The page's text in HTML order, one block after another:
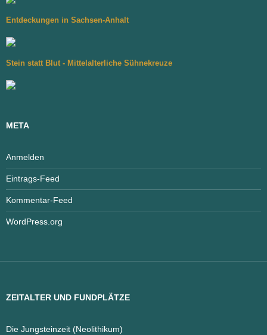
Entdeckungen in Sachsen-Anhalt
Stein statt Blut - Mittelalterliche Sühnekreuze
META
Anmelden
Eintrags-Feed
Kommentar-Feed
WordPress.org
ZEITALTER UND FUNDPLÄTZE
Die Jungsteinzeit (Neolithikum)